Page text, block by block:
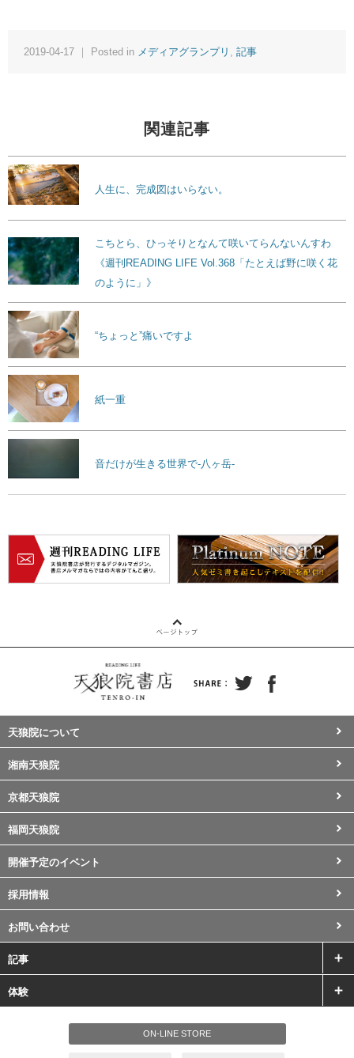
2019-04-17 ｜ Posted in メディアグランプリ 記事
関連記事
人生に、完成図はいらない。
こちとら、ひっそりとなんて咲いてらんないんすわ
《週刊READING LIFE Vol.368「たとえば野に咲く花
のように」》
“ちょっと”痛いですよ
紙一重
音だけが生きる世界で-八ヶ岳-
天狼院について
湘南天狼院
京都天狼院
福岡天狼院
開催予定のイベント
採用情報
お問い合わせ
記事
体験
ON-LINE STORE